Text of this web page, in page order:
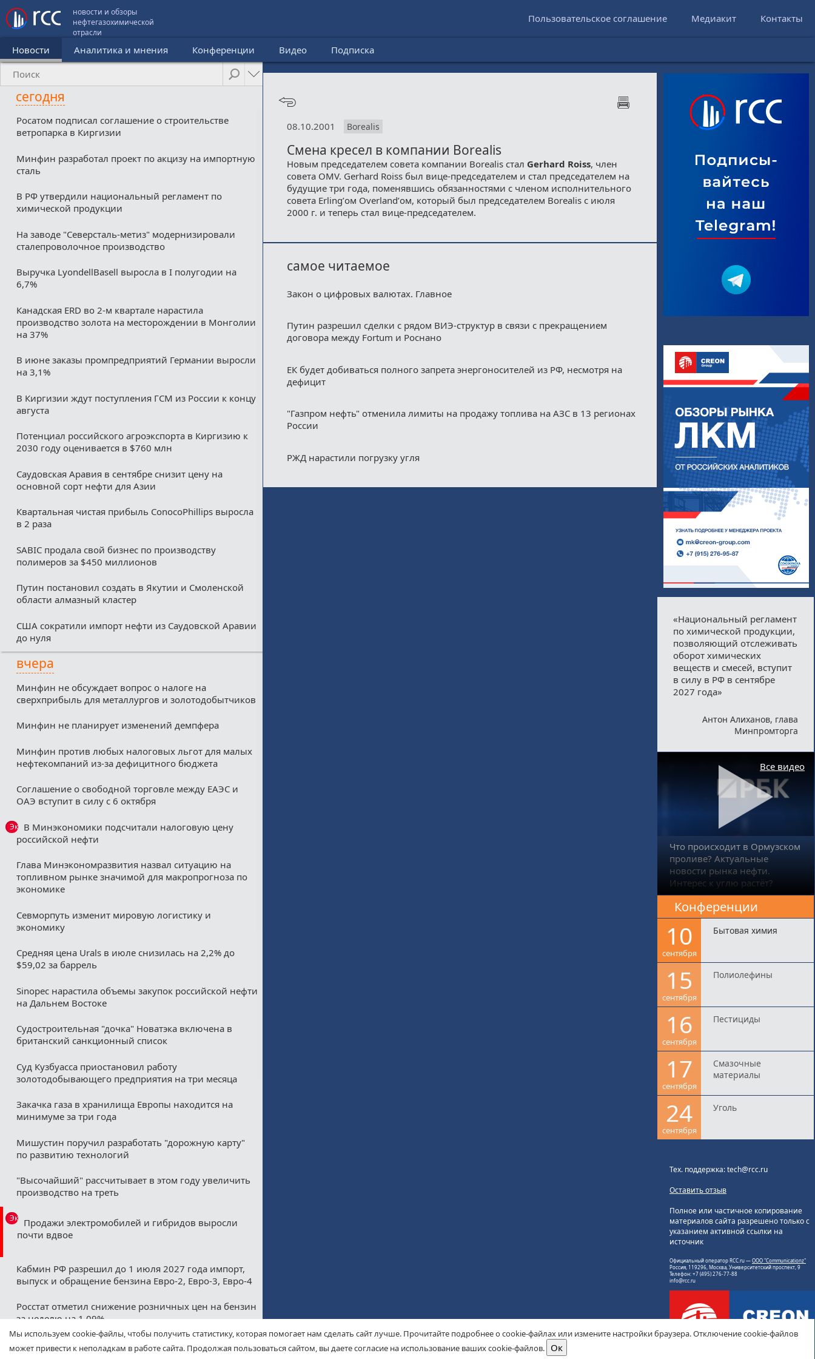
новости и обзоры
нефтегазохимической
отрасли
Пользовательское соглашение Медиакит Контакты
Новости Аналитика и мнения Конференции Видео Подписка
сегодня
Росатом подписал соглашение о строительстве
ветропарка в Киргизии
Минфин разработал проект по акцизу на импортную
сталь
В РФ утвердили национальный регламент по
химической продукции
На заводе "Северсталь-метиз" модернизировали
сталепроволочное производство
Выручка LyondellBasell выросла в I полугодии на
6,7%
Канадская ERD во 2-м квартале нарастила
производство золота на месторождении в Монголии
на 37%
В июне заказы промпредприятий Германии выросли
на 3,1%
В Киргизии ждут поступления ГСМ из России к концу
августа
Потенциал российского агроэкспорта в Киргизию к
2030 году оценивается в $760 млн
Саудовская Аравия в сентябре снизит цену на
основной сорт нефти для Азии
Квартальная чистая прибыль ConocoPhillips выросла
в 2 раза
SABIC продала свой бизнес по производству
полимеров за $450 миллионов
Путин постановил создать в Якутии и Смоленской
области алмазный кластер
США сократили импорт нефти из Саудовской Аравии
до нуля
вчера
Минфин не обсуждает вопрос о налоге на
сверхприбыль для металлургов и золотодобытчиков
Минфин не планирует изменений демпфера
Минфин против любых налоговых льгот для малых
нефтекомпаний из-за дефицитного бюджета
Соглашение о свободной торговле между ЕАЭС и
ОАЭ вступит в силу с 6 октября
Эксклюзив
В Минэкономики подсчитали налоговую цену
российской нефти
Глава Минэкономразвития назвал ситуацию на
топливном рынке значимой для макропрогноза по
экономике
Севморпуть изменит мировую логистику и
экономику
Средняя цена Urals в июле снизилась на 2,2% до
$59,02 за баррель
Sinopec нарастила объемы закупок российской нефти
на Дальнем Востоке
Судостроительная "дочка" Новатэка включена в
британский санкционный список
Суд Кузбуасса приостановил работу
золотодобывающего предприятия на три месяца
Закачка газа в хранилища Европы находится на
минимуме за три года
Мишустин поручил разработать "дорожную карту"
по развитию технологий
"Высочайший" рассчитывает в этом году увеличить
производство на треть
Эксклюзив
Продажи электромобилей и гибридов выросли
почти вдвое
Кабмин РФ разрешил до 1 июля 2027 года импорт,
выпуск и обращение бензина Евро-2, Евро-3, Евро-4
Росстат отметил снижение розничных цен на бензин
за неделю на 1,09%
Минфин назвал ожидаемые нефтегазовые
допдоходы бюджета в августе
08.10.2001 Borealis
Смена кресел в компании Borealis
Новым председателем совета компании Borealis стал Gerhard Roiss, член
совета OMV. Gerhard Roiss был вице-председателем и стал председателем на
будущие три года, поменявшись обязанностями с членом исполнительного
совета Erling’ом Overland’ом, который был председателем Borealis с июля
2000 г. и теперь стал вице-председателем.
самое читаемое
Закон о цифровых валютах. Главное
Путин разрешил сделки с рядом ВИЭ-структур в связи с прекращением
договора между Fortum и Роснано
ЕК будет добиваться полного запрета энергоносителей из РФ, несмотря на
дефицит
"Газпром нефть" отменила лимиты на продажу топлива на АЗС в 13 регионах
России
РЖД нарастили погрузку угля
«Национальный регламент
по химической продукции,
позволяющий отслеживать
оборот химических
веществ и смесей, вступит
в силу в РФ в сентябре
2027 года»
Антон Алиханов, глава
Минпромторга
Что происходит в Ормузском
проливе? Актуальные
новости рынка нефти.
Интерес к углю растёт?
Все видео
Конференции
10
сентября
Бытовая химия
15
сентября
Полиолефины
16
сентября
Пестициды
17
сентября
Смазочные
материалы
24
сентября
Уголь
Тех. поддержка: tech@rcc.ru
Оставить отзыв
Полное или частичное копирование
материалов сайта разрешено только с
указанием активной ссылки на
источник
Официальный оператор RCC.ru —ООО "Communicationz"
Россия, 119296, Москва, Университетский проспект, 9
Телефон: +7 (495) 276-77-88
info@rcc.ru
Мы используем cookie-файлы, чтобы получить статистику, которая помогает нам сделать сайт лучше. Прочитайте подробнее о cookie-файлах или измените настройки браузера. Отключение cookie-файлов
может привести к неполадкам в работе сайта. Продолжая пользоваться сайтом, вы даете согласие на использование ваших cookie-файлов.